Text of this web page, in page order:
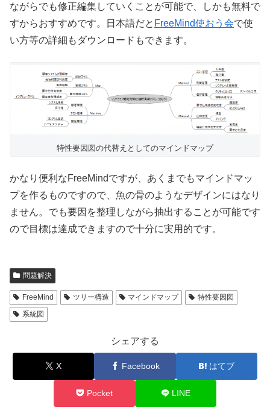
ながらでも修正編集していくことが可能で、しかも無料で
すからおすすめです。日本語だと FreeMind使おう会で使
い方等の詳細もダウンロードもできます。
特性要因図の代替えとしてのマインドマップ
かなり便利なFreeMindですが、あくまでもマインドマッ
プを作るものですので、魚の骨のようなデザインにはなり
ません。でも要因を整理しながら抽出することが可能です
ので目標は達成できますので十分に実用的です。
問題解決
FreeMind ツリー構造 マインドマップ
特性要因図
系統図
シェアする
X Facebook はてブ
Pocket LINE